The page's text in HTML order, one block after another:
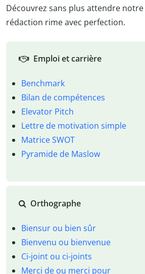
Découvrez sans plus attendre
rédaction rime avec perfection.
Emploi et carrière
Benchmark
Bilan de compétences
Elevator Pitch
Lettre de motivation simple
Matrice SWOT
Pyramide de Maslow
Orthographe
Biensur ou bien sûr
Bienvenu ou bienvenue
Ci-joint ou ci-joints
Merci de ou merci pour